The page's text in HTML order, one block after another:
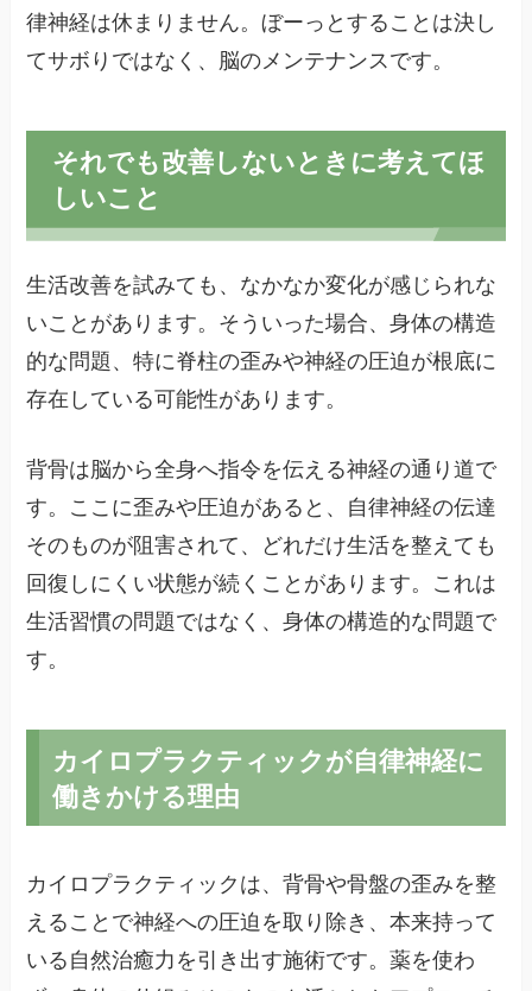
律神経は休まりません。ぼーっとすることは決し
てサボりではなく、脳のメンテナンスです。
それでも改善しないときに考えてほ
しいこと
生活改善を試みても、なかなか変化が感じられな
いことがあります。そういった場合、身体の構造
的な問題、特に脊柱の歪みや神経の圧迫が根底に
存在している可能性があります。
背骨は脳から全身へ指令を伝える神経の通り道で
す。ここに歪みや圧迫があると、自律神経の伝達
そのものが阻害されて、どれだけ生活を整えても
回復しにくい状態が続くことがあります。これは
生活習慣の問題ではなく、身体の構造的な問題で
す。
カイロプラクティックが自律神経に
働きかける理由
カイロプラクティックは、背骨や骨盤の歪みを整
えることで神経への圧迫を取り除き、本来持って
いる自然治癒力を引き出す施術です。薬を使わ